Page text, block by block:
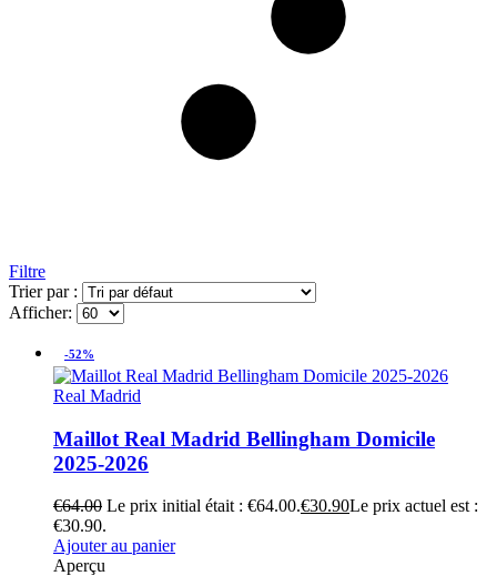
Filtre
Trier par :
Afficher:
-52%
Real Madrid
Maillot Real Madrid Bellingham Domicile
2025-2026
€64.00 Le prix initial était : €64.00.€30.90Le prix actuel est :
€30.90.
Ajouter au panier
Aperçu